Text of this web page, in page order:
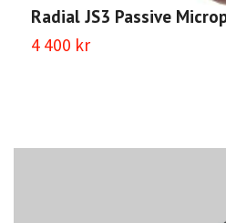
Radial JS3 Passive
4 400 kr